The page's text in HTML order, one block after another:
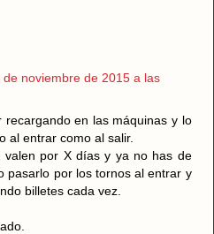
de noviembre de 2015 a las
recargando en las máquinas y lo
al entrar como al salir.
valen por X días y ya no has de
pasarlo por los tornos al entrar y
billetes cada vez.